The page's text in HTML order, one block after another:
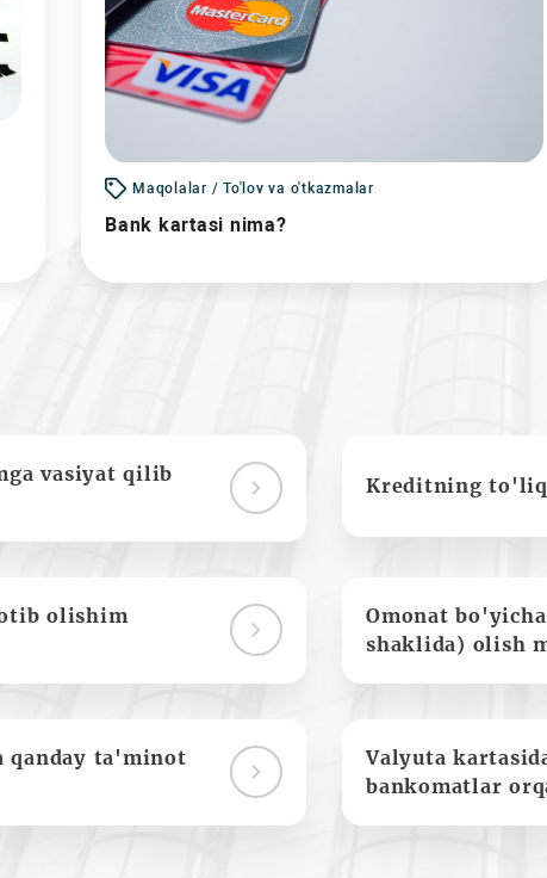
Maqolalar / To'lov va o'tkazmalar
Bank kartasi nima?
vasiyat qilib
Kreditning
olishim
Omonat
shaklida) olish
qanday ta'minot
Valyuta
bankomatlar